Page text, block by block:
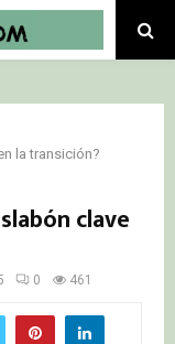
la transición?
clave
0 461